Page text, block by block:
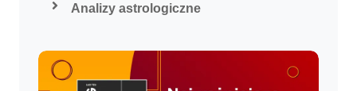
Analizy astrologiczne